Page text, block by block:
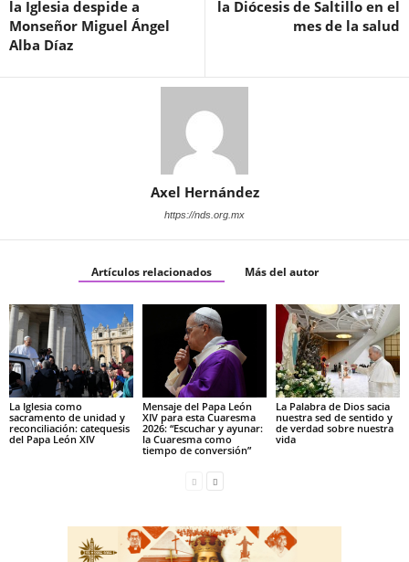
la Iglesia despide a
Monseñor Miguel Ángel
Alba Díaz
la Diócesis de Saltillo en el
mes de la salud
Axel Hernández
https://nds.org.mx
Artículos relacionados Más del autor
La Iglesia como
sacramento de unidad y
reconciliación: catequesis
del Papa León XIV
Mensaje del Papa León
XIV para esta Cuaresma
2026: “Escuchar y ayunar:
la Cuaresma como
tiempo de conversión”
La Palabra de Dios sacia
nuestra sed de sentido y
de verdad sobre nuestra
vida